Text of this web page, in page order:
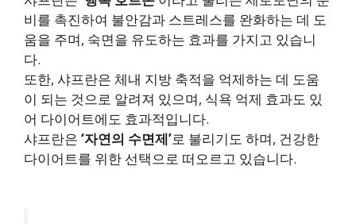
비를 촉진하여 불안감과 스트레스를 완화하는 데 도
움을 주며, 숙면을 유도하는 효과를 가지고 있습니
다.
또한, 샤프란은 체내 지방 축적을 억제하는 데 도움
이 되는 것으로 알려져 있으며, 식욕 억제 효과도 있
어 다이어트에도 효과적입니다.
샤프란은 ‘자연의 수면제’로 불리기도 하며, 건강한
다이어트를 위한 선택으로 떠오르고 있습니다.